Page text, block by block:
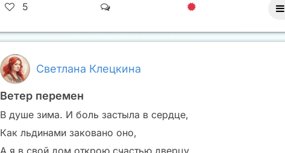
5
Светлана Клецкина
Ветер перемен
В душе зима. И боль застыла в сердце,
Как льдинами заковано оно,
А я в свой дом открою счастью дверцу,